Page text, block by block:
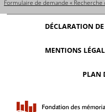
Formulaire de demande « Recherche
DÉCLARATION
MENTIONS
PLAN